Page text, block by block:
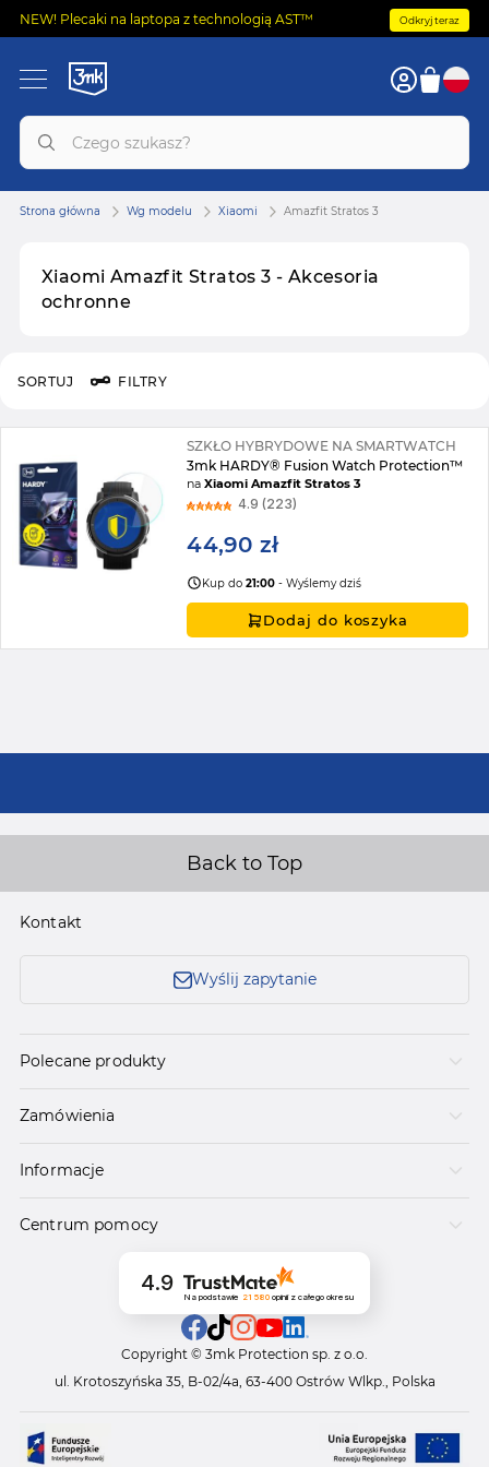
NEW! Plecaki na laptopa z technologią AST™ Odkryj teraz
Xiaomi Amazfit Stratos 3 - Akcesoria
ochronne
Strona główna Wg modelu Xiaomi Amazfit Stratos 3
FILTRY
SORTUJ
SZKŁO HYBRYDOWE NA SMARTWATCH
3mk HARDY® Fusion Watch Protection™
naXiaomi Amazfit Stratos 3
4.9 (223)
44,90 zł
Kup do21:00 - Wyślemy dziś
Dodaj do koszyka
Back to Top
Kontakt
Wyślij zapytanie
Polecane produkty
Zamówienia
Informacje
Centrum pomocy
4.9
Na podstawie 21 580opinii z całego okresu
Copyright © 3mk Protection sp. z o.o.
ul. Krotoszyńska 35, B-02/4a, 63-400 Ostrów Wlkp., Polska